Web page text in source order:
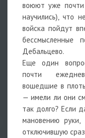
воюют уже почти
научились), что
войска пойдут
бессмысленные
Дебальцево.
Еще один
почти
вошедшие в
— имели ли они
так долго? Если
мановению
отключившую